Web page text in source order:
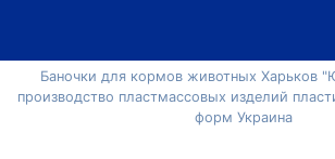
Баночки для кормов животных Харьков
производство пластмассовых изделий
форм Украина